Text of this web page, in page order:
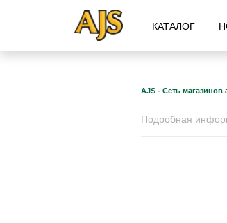
КАТАЛОГ
AJS - Сеть магазинов
Подробная